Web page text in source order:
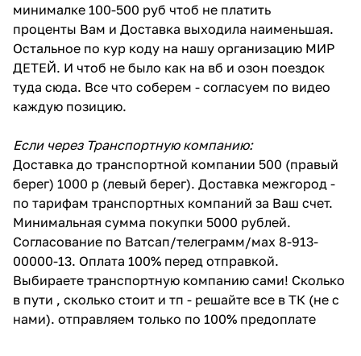
минималке 100-500 руб чтоб не платить
проценты Вам и Доставка выходила наименьшая.
Остальное по кур коду на нашу организацию МИР
ДЕТЕЙ. И чтоб не было как на вб и озон поездок
туда сюда. Все что соберем - согласуем по видео
каждую позицию.
Если через Транспортную компанию:
Доставка до транспортной компании 500 (правый
берег) 1000 р (левый берег). Доставка межгород -
по тарифам транспортных компаний за Ваш счет.
Минимальная сумма покупки 5000 рублей.
Согласование по Ватсап/телеграмм/мах 8-913-
00000-13. Оплата 100% перед отправкой.
Выбираете транспортную компанию сами! Сколько
в пути , сколько стоит и тп - решайте все в ТК (не с
нами). отправляем только по 100% предоплате